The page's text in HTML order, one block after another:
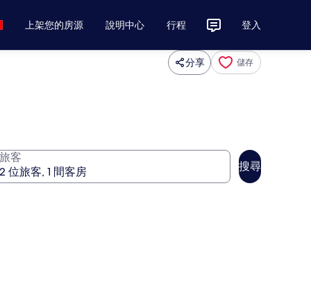
上架您的房源 說明中心 行程 登入
分享 儲存
旅客
搜尋